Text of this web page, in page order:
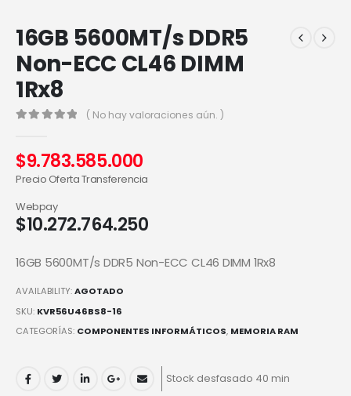
16GB 5600MT/s DDR5
Non-ECC CL46 DIMM
1Rx8
( No hay valoraciones aún. )
$9.783.585.000
Precio Oferta Transferencia
$10.272.764.250
Webpay
16GB 5600MT/s DDR5 Non-ECC CL46 DIMM 1Rx8
AVAILABILITY:AGOTADO
SKU: KVR56U46BS8-16
CATEGORÍAS: COMPONENTES INFORMÁTICOS, MEMORIA RAM
Stock desfasado 40 min